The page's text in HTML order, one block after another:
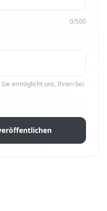
0/500
ermöglicht uns, Ihnen bei